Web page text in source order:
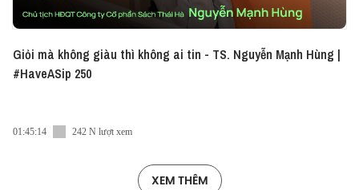
Giỏi mà không giàu thì không ai tin - TS. Nguyễn Mạnh Hùng |
#HaveASip 250
01:45:14 242 N lượt xem
XEM THÊM